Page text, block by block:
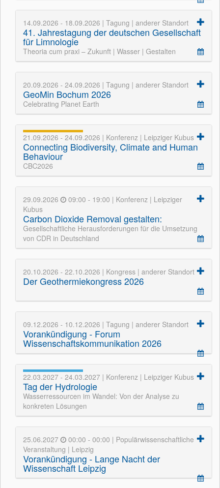
14.09.2026 - 18.09.2026 | Tagung | anderer Standort
41. Jahrestagung der deutschen Gesellschaft
für Limnologie
Theoria cum praxi – Zukunft | Wasser | Gestalten
20.09.2026 - 24.09.2026 | Tagung | anderer Standort
GeoMin Bochum 2026
Celebrating Planet Earth
21.09.2026 - 24.09.2026 | Konferenz | Leipziger Kubus
Connecting Biodiversity, Climate and Human
Behaviour
CBC2026
29.09.2026
09:00 - 19:00 | Konferenz | Leipziger
Kubus
Carbon Dioxide Removal gestalten:
Gesellschaftliche Herausforderungen für die Umsetzung
von CDR in Deutschland
20.10.2026 - 22.10.2026 | Kongress | anderer Standort
Der Geothermiekongress 2026
09.12.2026 - 10.12.2026 | Tagung | anderer Standort
Vorankündigung - Forum
Wissenschaftskommunikation 2026
22.03.2027 - 24.03.2027 | Konferenz | Leipziger Kubus
Tag der Hydrologie
Wasserressourcen im Wandel: Von der Analyse zu
konkreten Lösungen
25.06.2027
00:00 - 00:00 | Populärwissenschaftliche
Veranstaltung | Leipzig
Vorankündigung - Lange Nacht der
Wissenschaft Leipzig